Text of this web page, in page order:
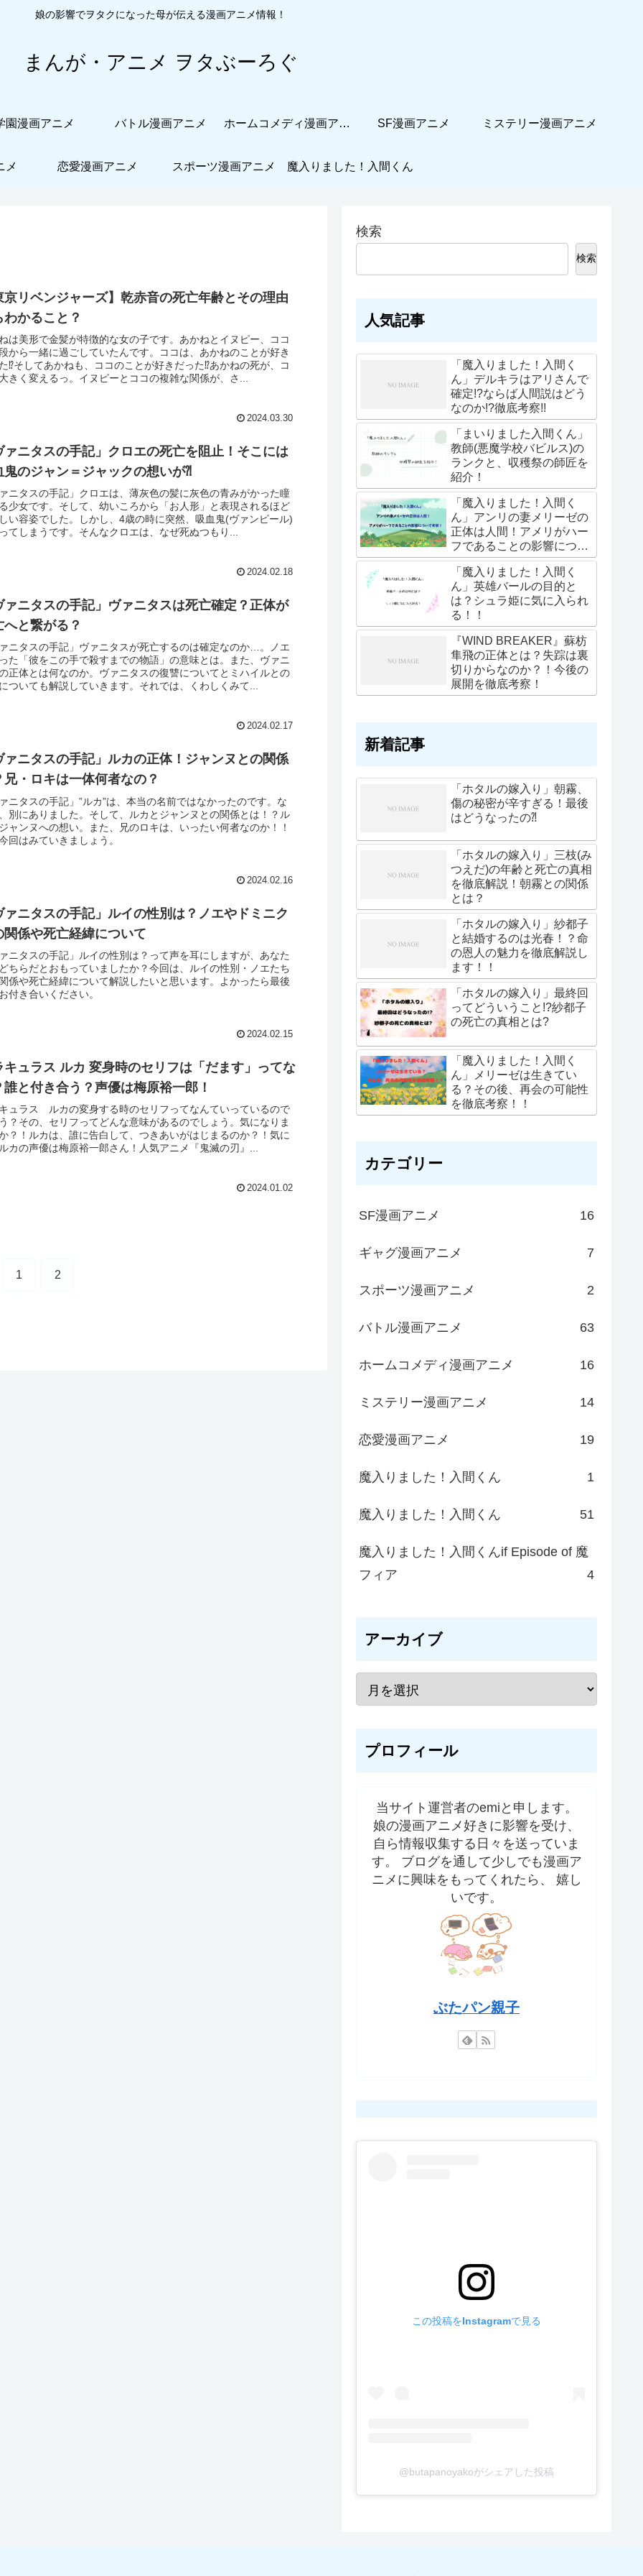
娘の影響でヲタクになった母が伝える漫画アニメ情報！
まんが・アニメ ヲタぶーろぐ
園漫画アニメ バトル漫画アニメ ホームコメディ漫画アニメ SF漫画アニメ ミステリー漫画アニメ
メ 恋愛漫画アニメ スポーツ漫画アニメ 魔入りました！入間くん
京リベンジャーズ】乾赤音の死亡年齢とその理由
わかること？
は美形で金髪が特徴的な女の子です。あかねとイヌピー、ココ
から一緒に過ごしていたんです。ココは、あかねのことが好き
⁉そしてあかねも、ココのことが好きだった⁉あかねの死が、コ
きく変えるっ。イヌピーとココの複雑な関係が、さ...
2024.03.30
ァニタスの手記」クロエの死亡を阻止！そこには
鬼のジャン＝ジャックの想いが⁈
ァニタスの手記」クロエは、薄灰色の髪に灰色の青みがかった瞳
少女です。そして、幼いころから「お人形」と表現されるほど
い容姿でした。しかし、4歳の時に突然、吸血鬼(ヴァンピール)
てしまうです。そんなクロエは、なぜ死ぬつもり...
2024.02.18
ァニタスの手記」ヴァニタスは死亡確定？正体が
へと繋がる？
ァニタスの手記」ヴァニタスが死亡するのは確定なのか…。ノエ
た「彼をこの手で殺すまでの物語」の意味とは。また、ヴァニ
正体とは何なのか。ヴァニタスの復讐についてとミハイルとの
ついても解説していきます。それでは、くわしくみて...
2024.02.17
ァニタスの手記」ルカの正体！ジャンヌとの関係
兄・ロキは一体何者なの？
ァニタスの手記」”ルカ”は、本当の名前ではなかったのです。な
別にありました。そして、ルカとジャンヌとの関係とは！？ル
ャンヌへの想い。また、兄のロキは、いったい何者なのか！！
回はみていきましょう。
2024.02.16
ァニタスの手記」ルイの性別は？ノエやドミニク
関係や死亡経緯について
ァニタスの手記」ルイの性別は？って声を耳にしますが、あなた
ちらだとおもっていましたか？今回は、ルイの性別・ノエたち
係や死亡経緯について解説したいと思います。よかったら最後
付き合いください。
2024.02.15
キュラス ルカ 変身時のセリフは「だます」ってな
誰と付き合う？声優は梅原裕一郎！
ュラス ルカの変身する時のセリフってなんていっているので
？その、セリフってどんな意味があるのでしょう。気になりま
？！ルカは、誰に告白して、つきあいがはじまるのか？！気に
カの声優は梅原裕一郎さん！人気アニメ『鬼滅の刃』...
2024.01.02
1 2
検索
検索
人気記事
「魔入りました！入間く
ん」デルキラはアリさんで
確定!?ならば人間説はどう
なのか!?徹底考察!!
「まいりました入間くん」
教師(悪魔学校バビルス)の
ランクと、収穫祭の師匠を
紹介！
「魔入りました！入間く
ん」アンリの妻メリーゼの
正体は人間！アメリがハー
フであることの影響につい
て考察！
「魔入りました！入間く
ん」英雄バールの目的と
は？シュラ姫に気に入られ
る！！
『WIND BREAKER』蘇枋
隼飛の正体とは？失踪は裏
切りからなのか？！今後の
展開を徹底考察！
新着記事
「ホタルの嫁入り」朝霧、
傷の秘密が辛すぎる！最後
はどうなったの⁈
「ホタルの嫁入り」三枝(み
つえだ)の年齢と死亡の真相
を徹底解説！朝霧との関係
とは？
「ホタルの嫁入り」紗都子
と結婚するのは光春！？命
の恩人の魅力を徹底解説し
ます！！
「ホタルの嫁入り」最終回
ってどういうこと!?紗都子
の死亡の真相とは?
「魔入りました！入間く
ん」メリーゼは生きてい
る？その後、再会の可能性
を徹底考察！！
カテゴリー
SF漫画アニメ 16
ギャグ漫画アニメ 7
スポーツ漫画アニメ 2
バトル漫画アニメ 63
ホームコメディ漫画アニメ 16
ミステリー漫画アニメ 14
恋愛漫画アニメ 19
魔入りました！入間くん 1
魔入りました！入間くん 51
魔入りました！入間くんif Episode of 魔
フィア
4
アーカイブ
プロフィール
当サイト運営者のemiと申します。
娘の漫画アニメ好きに影響を受け、
自ら情報収集する日々を送っていま
す。 ブログを通して少しでも漫画ア
ニメに興味をもってくれたら、 嬉し
いです。
ぶたパン親子
この投稿をInstagramで見る
@butapanoyakoがシェアした投稿